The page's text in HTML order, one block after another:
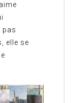
pas
elle se